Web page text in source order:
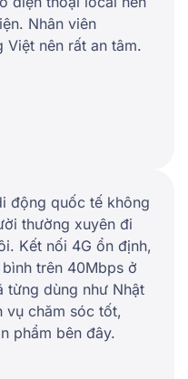
Nhân viên
Việt nên rất an tâm.
động quốc tế không
thường xuyên đi
Kết nối 4G ổn định,
trên 40Mbps ở
từng dùng như Nhật
vụ chăm sóc tốt,
phẩm bên đây.